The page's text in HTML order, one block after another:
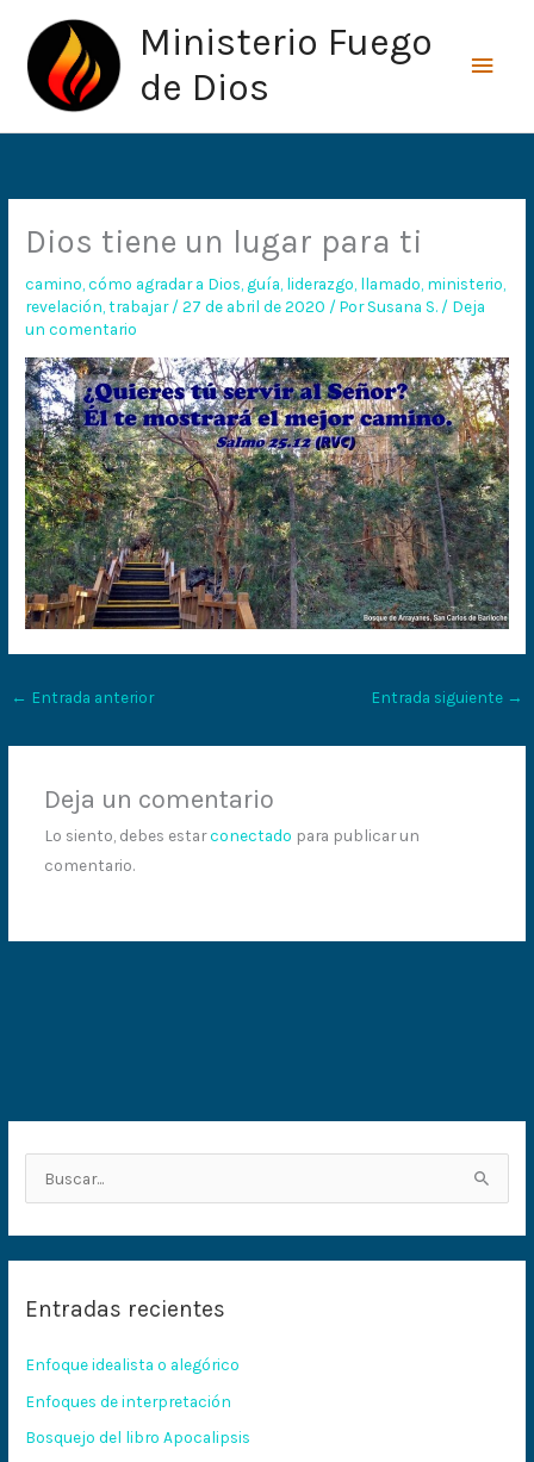
contenido
Ministerio Fuego
de Dios
Dios tiene un lugar para ti
camino ,cómo agradar a Dios guía liderazgo llamado ministerio
revelación ,trabajar/27 de abril de 2020 / PorSusana S. / Deja
un comentario
← Entrada anterior Entrada siguiente →
Deja un comentario
Lo siento, debes estarconectado para publicar un
comentario.
a
p
o
r
Entradas recientes
Enfoque idealista o alegórico
Enfoques de interpretación
Bosquejo del libro Apocalipsis